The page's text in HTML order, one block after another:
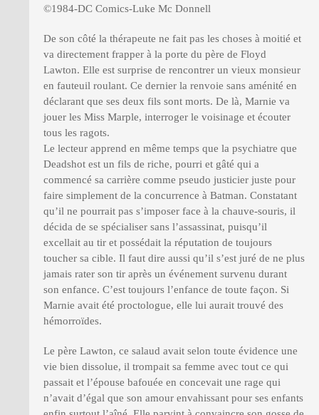
©1984-DC Comics-Luke Mc Donnell
De son côté la thérapeute ne fait pas les choses à moitié et
va directement frapper à la porte du père de Floyd
Lawton. Elle est surprise de rencontrer un vieux monsieur
en fauteuil roulant. Ce dernier la renvoie sans aménité en
déclarant que ses deux fils sont morts. De là, Marnie va
jouer les Miss Marple, interroger le voisinage et écouter
tous les ragots.
Le lecteur apprend en même temps que la psychiatre que
Deadshot est un fils de riche, pourri et gâté qui a
commencé sa carrière comme pseudo justicier juste pour
faire simplement de la concurrence à Batman. Constatant
qu’il ne pourrait pas s’imposer face à la chauve-souris, il
décida de se spécialiser sans l’assassinat, puisqu’il
excellait au tir et possédait la réputation de toujours
toucher sa cible. Il faut dire aussi qu’il s’est juré de ne plus
jamais rater son tir après un événement survenu durant
son enfance. C’est toujours l’enfance de toute façon. Si
Marnie avait été proctologue, elle lui aurait trouvé des
hémorroïdes.
Le père Lawton, ce salaud avait selon toute évidence une
vie bien dissolue, il trompait sa femme avec tout ce qui
passait et l’épouse bafouée en concevait une rage qui
n’avait d’égal que son amour envahissant pour ses enfants